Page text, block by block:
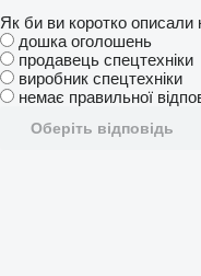
Як би ви коротко
дошка оголошень
продавець спецтехніки
виробник спецтехніки
немає правильної
Оберіть відповідь